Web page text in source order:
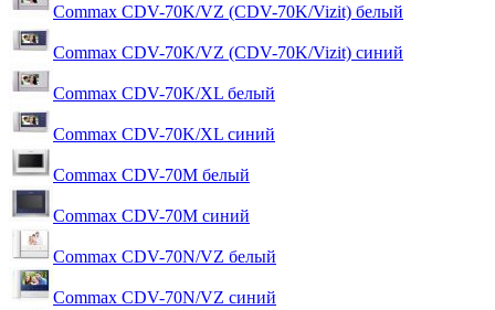
Commax CDV-70K/VZ (CDV-70K/Vizit) белый
Commax CDV-70K/VZ (CDV-70K/Vizit) синий
Commax CDV-70K/XL белый
Commax CDV-70K/XL синий
Commax CDV-70M белый
Commax CDV-70M синий
Commax CDV-70N/VZ белый
Commax CDV-70N/VZ синий